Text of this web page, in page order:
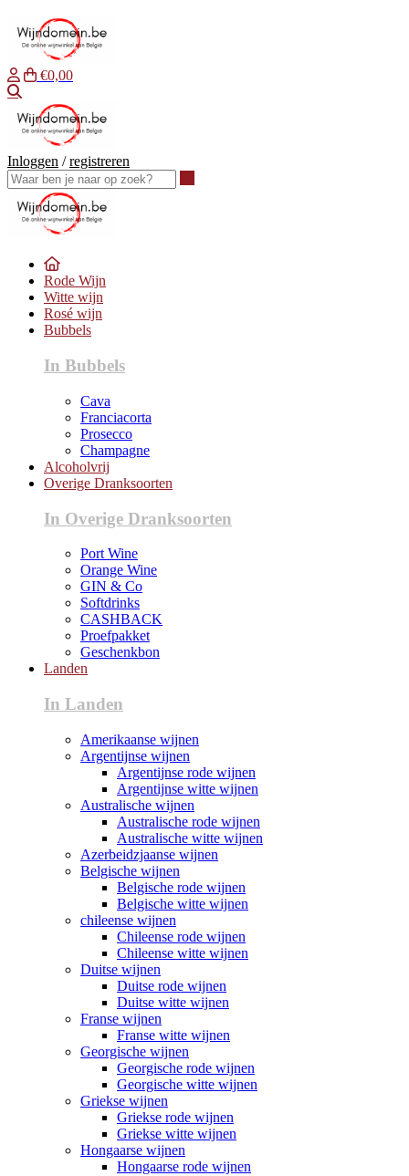
€0,00
Inloggen /registreren
Rode Wijn
Witte wijn
Rosé wijn
Bubbels
In Bubbels
Cava
Franciacorta
Prosecco
Champagne
Alcoholvrij
Overige Dranksoorten
In Overige Dranksoorten
Port Wine
Orange Wine
GIN & Co
Softdrinks
CASHBACK
Proefpakket
Geschenkbon
Landen
In Landen
Amerikaanse wijnen
Argentijnse wijnen
Argentijnse rode wijnen
Argentijnse witte wijnen
Australische wijnen
Australische rode wijnen
Australische witte wijnen
Azerbeidzjaanse wijnen
Belgische wijnen
Belgische rode wijnen
Belgische witte wijnen
chileense wijnen
Chileense rode wijnen
Chileense witte wijnen
Duitse wijnen
Duitse rode wijnen
Duitse witte wijnen
Franse wijnen
Franse witte wijnen
Georgische wijnen
Georgische rode wijnen
Georgische witte wijnen
Griekse wijnen
Griekse rode wijnen
Griekse witte wijnen
Hongaarse wijnen
Hongaarse rode wijnen